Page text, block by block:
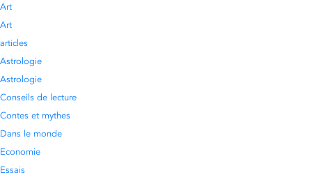
Art
Art
articles
Astrologie
Astrologie
Conseils de lecture
Contes et mythes
Dans le monde
Economie
Essais